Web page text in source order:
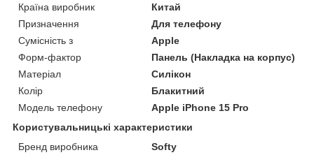
Країна виробник
Китай
Призначення
Для телефону
Сумісність з
Apple
Форм-фактор
Панель (Накладка на корпус)
Матеріал
Силікон
Колір
Блакитний
Модель телефону
Apple iPhone 15 Pro
Користувальницькі характеристики
Бренд виробника
Softy